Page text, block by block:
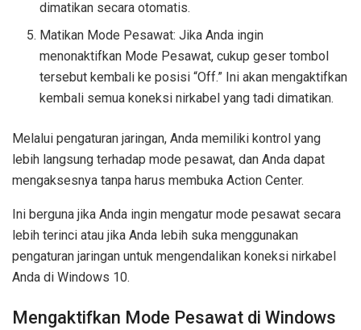
dimatikan secara otomatis.
Matikan Mode Pesawat: Jika Anda ingin
menonaktifkan Mode Pesawat, cukup geser tombol
tersebut kembali ke posisi “Off.” Ini akan mengaktifkan
kembali semua koneksi nirkabel yang tadi dimatikan.
Melalui pengaturan jaringan, Anda memiliki kontrol yang
lebih langsung terhadap mode pesawat, dan Anda dapat
mengaksesnya tanpa harus membuka Action Center.
Ini berguna jika Anda ingin mengatur mode pesawat secara
lebih terinci atau jika Anda lebih suka menggunakan
pengaturan jaringan untuk mengendalikan koneksi nirkabel
Anda di Windows 10.
Mengaktifkan Mode Pesawat di Windows